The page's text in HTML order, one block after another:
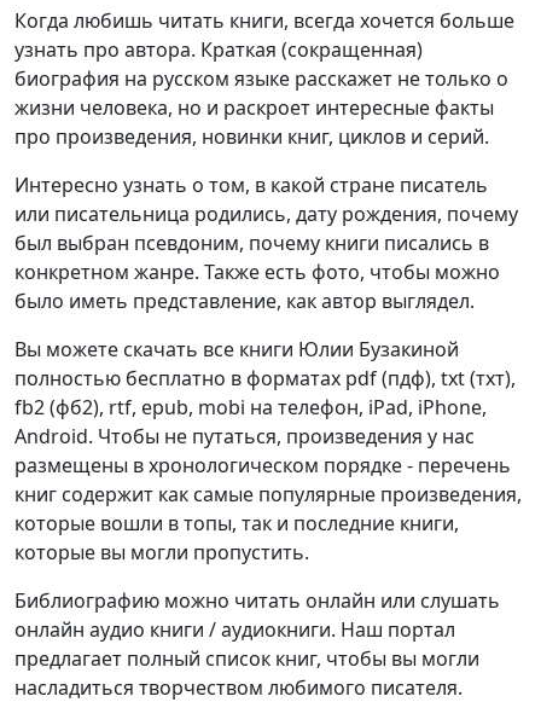
Когда любишь читать книги, всегда хочется больше
узнать про автора. Краткая (сокращенная)
биография на русском языке расскажет не только о
жизни человека, но и раскроет интересные факты
про произведения, новинки книг, циклов и серий.
Интересно узнать о том, в какой стране писатель
или писательница родились, дату рождения, почему
был выбран псевдоним, почему книги писались в
конкретном жанре. Также есть фото, чтобы можно
было иметь представление, как автор выглядел.
Вы можете скачать все книги Юлии Бузакиной
полностью бесплатно в форматах pdf (пдф), txt (тхт),
fb2 (фб2), rtf, epub, mobi на телефон, iPad, iPhone,
Android. Чтобы не путаться, произведения у нас
размещены в хронологическом порядке - перечень
книг содержит как самые популярные произведения,
которые вошли в топы, так и последние книги,
которые вы могли пропустить.
Библиографию можно читать онлайн или слушать
онлайн аудио книги / аудиокниги. Наш портал
предлагает полный список книг, чтобы вы могли
насладиться творчеством любимого писателя.